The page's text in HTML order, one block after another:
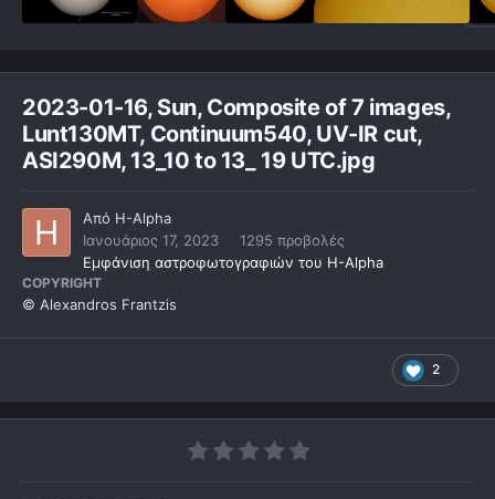
2023-01-16, Sun, Composite of 7 images,
Lunt130MT, Continuum540, UV-IR cut,
ASI290M, 13_10 to 13_ 19 UTC.jpg
Από H-Alpha
Ιανουάριος 17, 2023
1295 προβολές
Εμφάνιση αστροφωτογραφιών του H-Alpha
COPYRIGHT
© Alexandros Frantzis
2